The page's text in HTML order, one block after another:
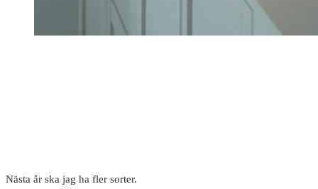
Nästa år ska jag ha fler sorter.